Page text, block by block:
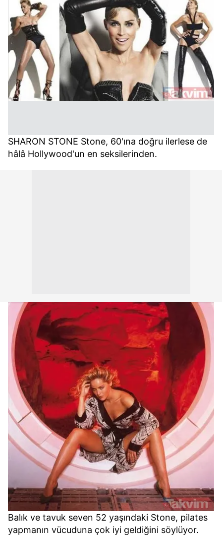
SHARON STONE Stone, 60'ına doğru ilerlese de
hâlâ Hollywood'un en seksilerinden.
Balık ve tavuk seven 52 yaşındaki Stone, pilates
yapmanın vücuduna çok iyi geldiğini söylüyor.